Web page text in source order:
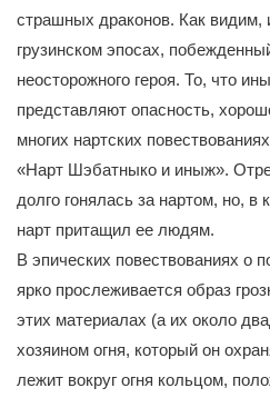
страшных драконов. Как видим,
грузинском эпосах,
неосторожного героя. То, что
представляют опасность,
многих нартских
«Нарт Шэбатныко и иныж».
долго гонялась за нартом, но,
нарт притащил ее людям.
В эпических повествованиях о
ярко прослеживается образ
этих материалах (а их около
хозяином огня, который он
лежит вокруг огня кольцом,